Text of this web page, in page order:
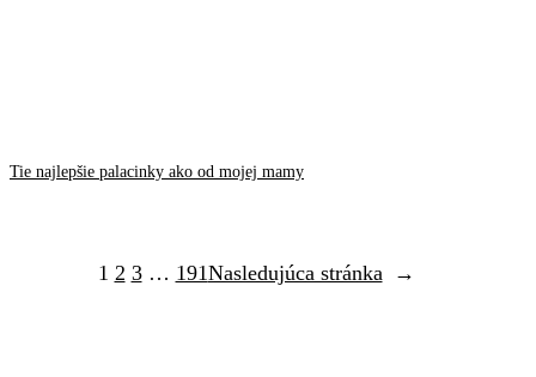
Tie najlepšie palacinky ako od mojej mamy
1 2 3 … 191Nasledujúca stránka →